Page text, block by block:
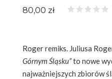
80,00 zł
Roger remiks. Juliusa
Górnym Śląsku”to nowe
najważniejszych zbiorów